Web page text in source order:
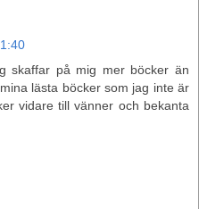
skaffar på mig mer böcker än
lästa böcker som jag inte är
vidare till vänner och bekanta